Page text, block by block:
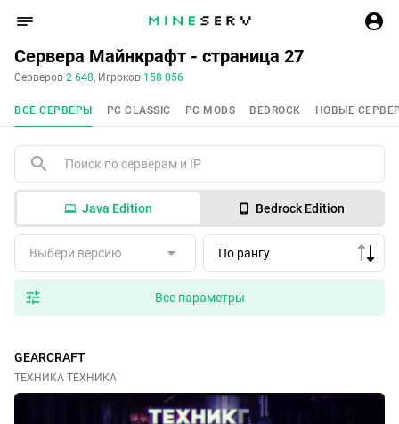
Сервера Майнкрафт - страница 27
Серверов 2 648, Игроков 158 056
ВСЕ СЕРВЕРЫ PC CLASSIC PC MODS BEDROCK НОВЫЕ
Java Edition Bedrock Edition
Выбери версию По рангу
Все параметры
GEARCRAFT
ТЕХНИКА ТЕХНИКА